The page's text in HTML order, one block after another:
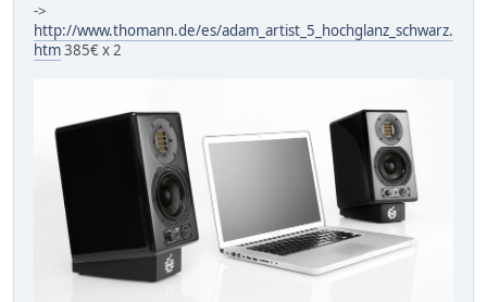
->
http://www.thomann.de/es/adam_artist_5_hochglanz_schwarz.
htm385€ x 2